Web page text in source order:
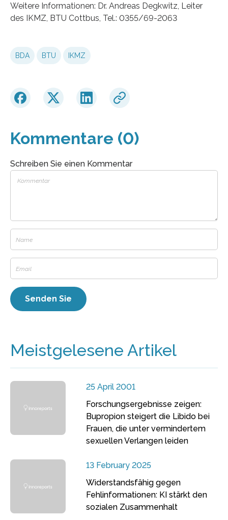
Weitere Informationen: Dr. Andreas Degkwitz, Leiter
des IKMZ, BTU Cottbus, Tel.: 0355/69-2063
BDA BTU IKMZ
Kommentare (0)
Schreiben Sie einen Kommentar
Meistgelesene Artikel
25 April 2001
Forschungsergebnisse zeigen:
Bupropion steigert die Libido bei
Frauen, die unter vermindertem
sexuellen Verlangen leiden
13 February 2025
Widerstandsfähig gegen
Fehlinformationen: KI stärkt den
sozialen Zusammenhalt